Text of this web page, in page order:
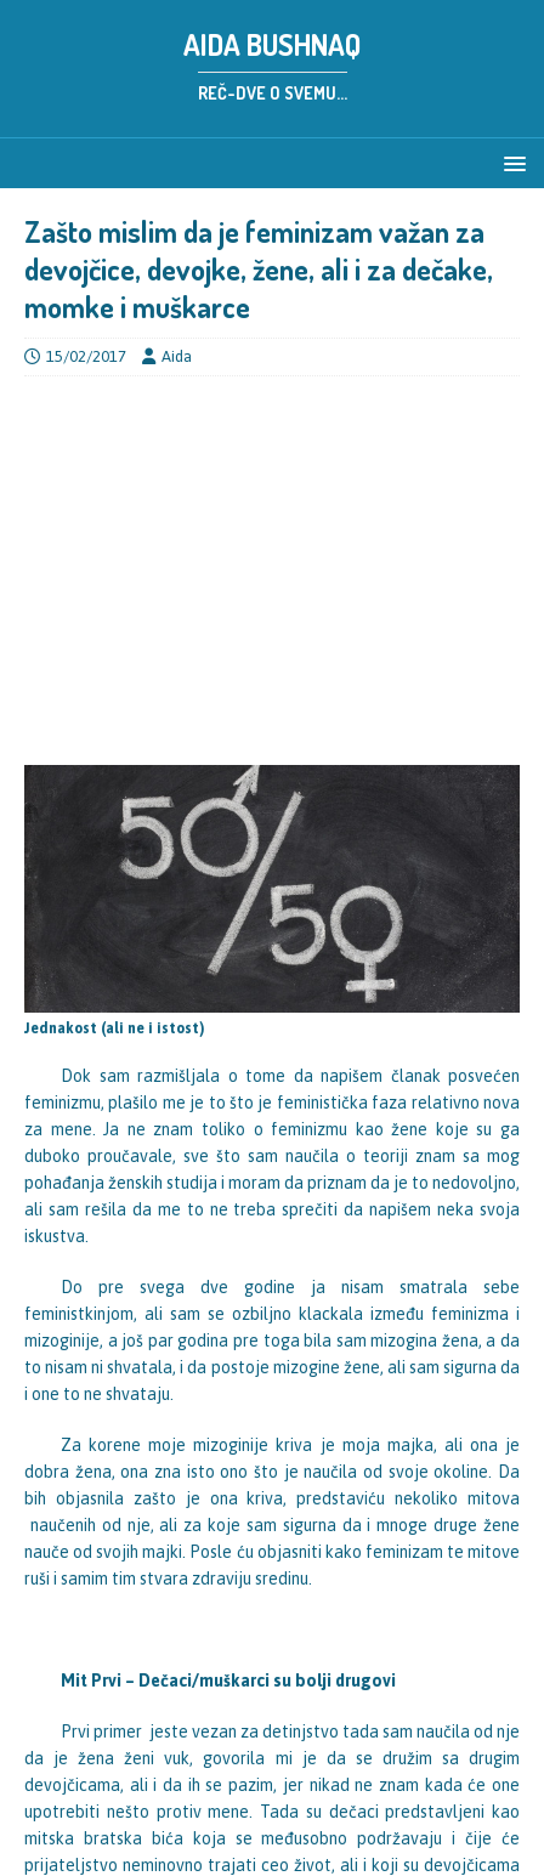
AIDA BUSHNAQ
REČ-DVE O SVEMU...
Zašto mislim da je feminizam važan za
devojčice, devojke, žene, ali i za dečake,
momke i muškarce
15/02/2017 Aida
Jednakost (ali ne i istost)
Dok sam razmišljala o tome da napišem članak posvećen
feminizmu, plašilo me je to što je feministička faza relativno nova
za mene. Ja ne znam toliko o feminizmu kao žene koje su ga
duboko proučavale, sve što sam naučila o teoriji znam sa mog
pohađanja ženskih studija i moram da priznam da je to nedovoljno,
ali sam rešila da me to ne treba sprečiti da napišem neka svoja
iskustva.
Do pre svega dve godine ja nisam smatrala sebe
feministkinjom, ali sam se ozbiljno klackala između feminizma i
mizoginije, a još par godina pre toga bila sam mizogina žena, a da
to nisam ni shvatala, i da postoje mizogine žene, ali sam sigurna da
i one to ne shvataju.
Za korene moje mizoginije kriva je moja majka, ali ona je
dobra žena, ona zna isto ono što je naučila od svoje okoline. Da
bih objasnila zašto je ona kriva, predstaviću nekoliko mitova
naučenih od nje, ali za koje sam sigurna da i mnoge druge žene
nauče od svojih majki. Posle ću objasniti kako feminizam te mitove
ruši i samim tim stvara zdraviju sredinu.
Mit Prvi – Dečaci/muškarci su bolji drugovi
Prvi primer jeste vezan za detinjstvo tada sam naučila od nje
da je žena ženi vuk, govorila mi je da se družim sa drugim
devojčicama, ali i da ih se pazim, jer nikad ne znam kada će one
upotrebiti nešto protiv mene. Tada su dečaci predstavljeni kao
mitska bratska bića koja se međusobno podržavaju i čije će
prijateljstvo neminovno trajati ceo život, ali i koji su devojčicama